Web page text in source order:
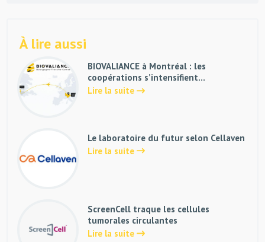
À lire aussi
BIOVALIANCE à Montréal : les
coopérations s’intensifient…
Lire la suite
Le laboratoire du futur selon Cellaven
Lire la suite
ScreenCell traque les cellules
tumorales circulantes
Lire la suite